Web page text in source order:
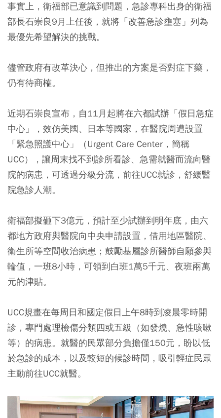
事實上，衛福部已意識到問題，急診專科出身的衛福
部長石崇良9月上任後，就將「改善急診壅塞」列為
最優先希望解決的挑戰。
儘管政府有改革決心，但推出的方案是否對症下藥，
仍有待商榷。
近期石崇良宣布，自11月起將在六都試辦「假日急症
中心」，效仿美國、日本等國家，在醫院周遭設置
「緊急照護中心」（Urgent Care Center，簡稱
UCC），讓周末找不到診所看診、急需就醫而流向醫
院的病患，可透過分級分流，前往UCC就診，舒緩醫
院急診人潮。
衛福部擬砸下3億元，預計至少試辦到明年底，由六
都地方政府與醫院向中央申請設置，借用地區醫院、
衛生所等空間收治病患；鼓勵基層診所醫師自願參與
輪值，一班8小時，可領到白班1萬5千元、夜班兩萬
元的津貼。
UCC規畫在每周日和國定假日上午8時到凌晨零時開
診，專門處理檢傷分類四或五級（如發燒、急性咳嗽
等）的病患。就醫的民眾部分負擔僅150元，盼以低
於急診的成本，以及較短的候診時間，吸引輕症民眾
主動前往UCC就醫。